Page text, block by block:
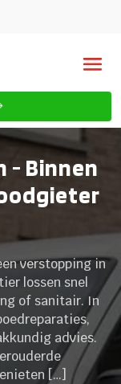
- Binnen
verstopping in
lossen snel
of sanitair. In
advies.
[…]